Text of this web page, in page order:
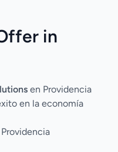
in
en Providencia
en la economía